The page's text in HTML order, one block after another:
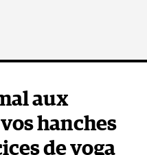
aux
hanches
de yoga